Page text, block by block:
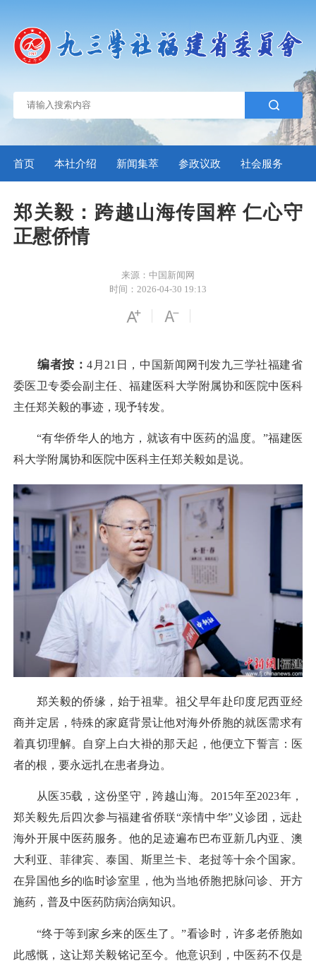
首页 本社介绍 新闻集萃 参政议政 社会服务
郑关毅：跨越山海传国粹 仁心守
正慰侨情
来源：中国新闻网
时间：2026-04-30 19:13
编者按：4月21日，中国新闻网刊发九三学社福建省
委医卫专委会副主任、福建医科大学附属协和医院中医科
主任郑关毅的事迹，现予转发。
“有华侨华人的地方，就该有中医药的温度。”福建医
科大学附属协和医院中医科主任郑关毅如是说。
郑关毅的侨缘，始于祖辈。祖父早年赴印度尼西亚经
商并定居，特殊的家庭背景让他对海外侨胞的就医需求有
着真切理解。自穿上白大褂的那天起，他便立下誓言：医
者的根，要永远扎在患者身边。
从医35载，这份坚守，跨越山海。2015年至2023年，
郑关毅先后四次参与福建省侨联“亲情中华”义诊团，远赴
海外开展中医药服务。他的足迹遍布巴布亚新几内亚、澳
大利亚、菲律宾、泰国、斯里兰卡、老挝等十余个国家。
在异国他乡的临时诊室里，他为当地侨胞把脉问诊、开方
施药，普及中医药防病治病知识。
“终于等到家乡来的医生了。”看诊时，许多老侨胞如
此感慨，这让郑关毅铭记至今。他意识到，中医药不仅是